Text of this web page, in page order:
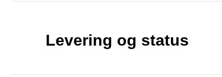
Levering og status